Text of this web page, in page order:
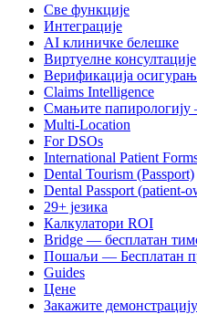
Све функције
Интеграције
AI клиничке белешке
Виртуелне консултације
Верификација
Claims Intelligence
Смањите
Multi-Location
For DSOs
International Patient
Dental Tourism (Passport)
Dental Passport (patient-
29+ језика
Калкулатори ROI
Bridge — бесплатан
Пошаљи — Бесплатан
Guides
Цене
Закажите демонстрацију